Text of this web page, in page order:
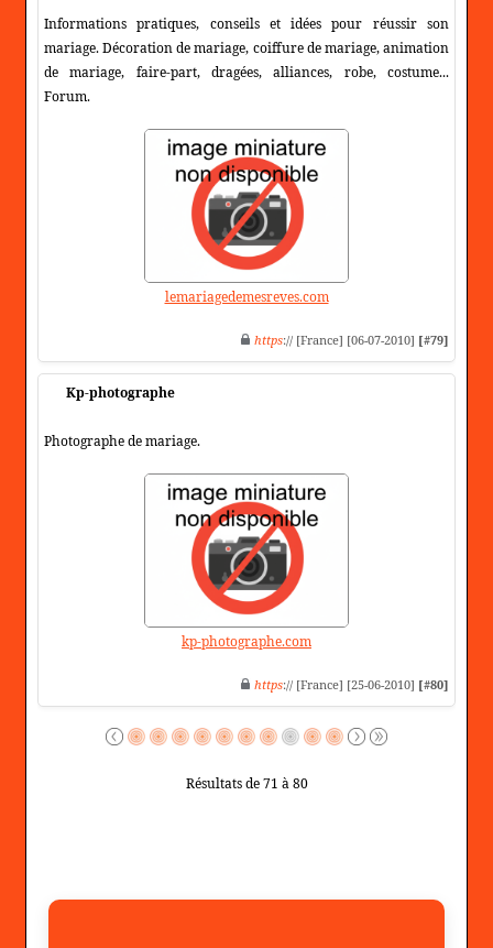
Informations pratiques, conseils et idées pour réussir son
mariage. Décoration de mariage, coiffure de mariage, animation
de mariage, faire-part, dragées, alliances, robe, costume...
Forum.
lemariagedemesreves.com
https:// [France] [06-07-2010] [#79]
Kp-photographe
Photographe de mariage.
kp-photographe.com
https:// [France] [25-06-2010] [#80]
Résultats de 71 à 80